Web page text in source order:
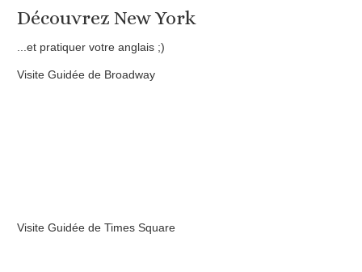
Découvrez New York
...et pratiquer votre anglais ;)
Visite Guidée de Broadway
Visite Guidée de Times Square